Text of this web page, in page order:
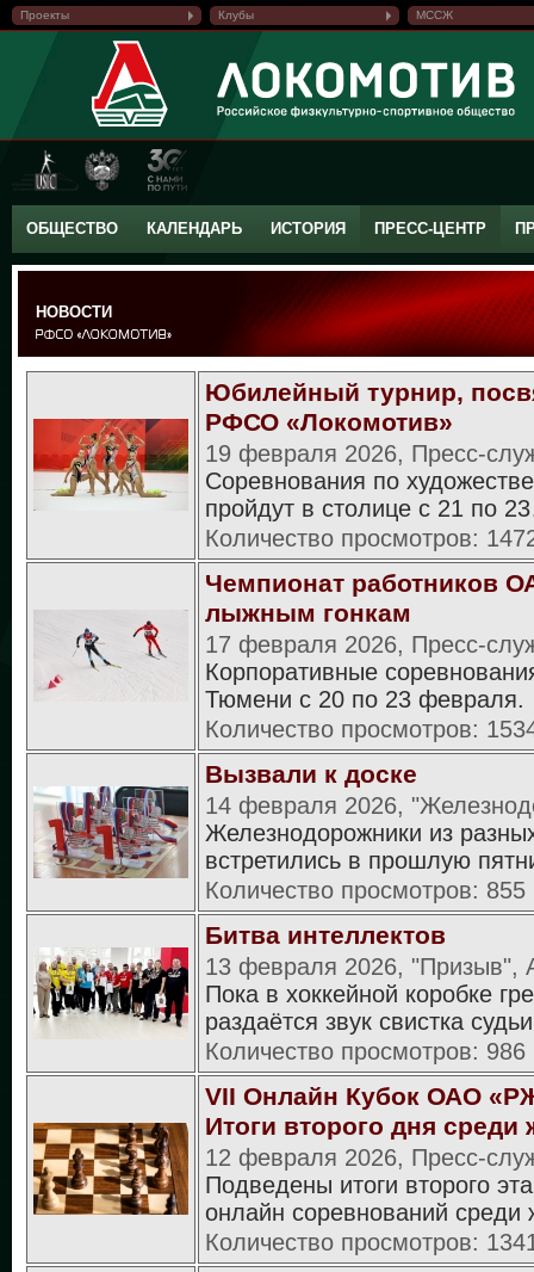
Проекты Клубы МССЖ
ОБЩЕСТВО КАЛЕНДАРЬ ИСТОРИЯ ПРЕСС-ЦЕНТР
НОВОСТИ
Юбилейный турнир,
РФСО «Локомотив»
19 февраля 2026, Пресс-
Соревнования по
пройдут в столице с 21 по
Количество просмотров:
Чемпионат работников
лыжным гонкам
17 февраля 2026, Пресс-
Корпоративные
Тюмени с 20 по 23 февраля.
Количество просмотров:
Вызвали к доске
14 февраля 2026,
Железнодорожники из
встретились в прошлую
Количество просмотров: 855
Битва интеллектов
13 февраля 2026, "Призыв",
Пока в хоккейной коробке
раздаётся звук свистка
Количество просмотров: 986
VII Онлайн Кубок ОАО
Итоги второго дня
12 февраля 2026, Пресс-
Подведены итоги второго
онлайн соревнований
Количество просмотров: